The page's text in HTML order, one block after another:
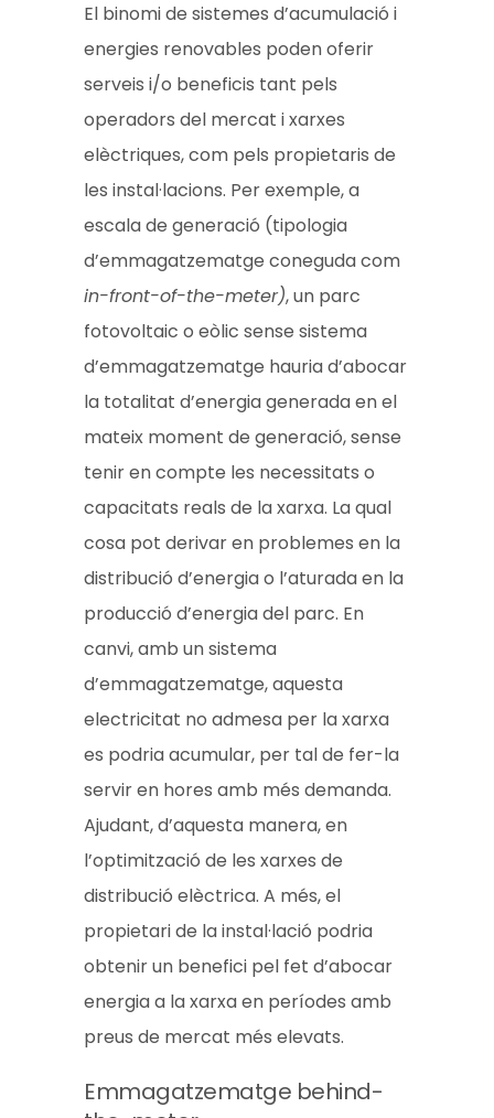
El binomi de sistemes d’acumulació i
energies renovables poden oferir
serveis i/o beneficis tant pels
operadors del mercat i xarxes
elèctriques, com pels propietaris de
les instal·lacions. Per exemple, a
escala de generació (tipologia
d’emmagatzematge coneguda com
in-front-of-the-meter),un parc
fotovoltaic o eòlic sense sistema
d’emmagatzematge hauria d’abocar
la totalitat d’energia generada en el
mateix moment de generació, sense
tenir en compte les necessitats o
capacitats reals de la xarxa. La qual
cosa pot derivar en problemes en la
distribució d’energia o l’aturada en la
producció d’energia del parc. En
canvi, amb un sistema
d’emmagatzematge, aquesta
electricitat no admesa per la xarxa
es podria acumular, per tal de fer-la
servir en hores amb més demanda.
Ajudant, d’aquesta manera, en
l’optimització de les xarxes de
distribució elèctrica. A més, el
propietari de la instal·lació podria
obtenir un benefici pel fet d’abocar
energia a la xarxa en períodes amb
preus de mercat més elevats.
Emmagatzematge behind-